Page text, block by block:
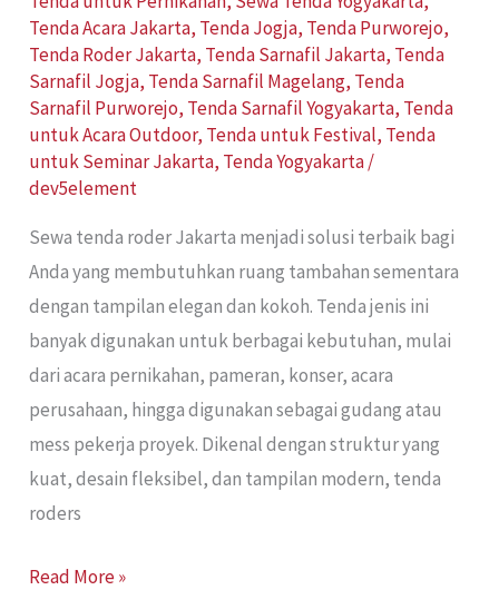
Tenda Acara Jakarta, Tenda Jogja, Tenda Purworejo,
Tenda Roder Jakarta, Tenda Sarnafil Jakarta, Tenda
Sarnafil Jogja, Tenda Sarnafil Magelang, Tenda
Sarnafil Purworejo, Tenda Sarnafil Yogyakarta, Tenda
untuk Acara Outdoor, Tenda untuk Festival, Tenda
untuk Seminar Jakarta, Tenda Yogyakarta/
dev5element
Sewa tenda roder Jakarta menjadi solusi terbaik bagi
Anda yang membutuhkan ruang tambahan sementara
dengan tampilan elegan dan kokoh. Tenda jenis ini
banyak digunakan untuk berbagai kebutuhan, mulai
dari acara pernikahan, pameran, konser, acara
perusahaan, hingga digunakan sebagai gudang atau
mess pekerja proyek. Dikenal dengan struktur yang
kuat, desain fleksibel, dan tampilan modern, tenda
roders
Read More »